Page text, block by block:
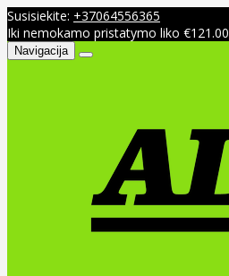
Susisiekite: +37064556365
Iki nemokamo pristatymo liko €121.00
Navigacija